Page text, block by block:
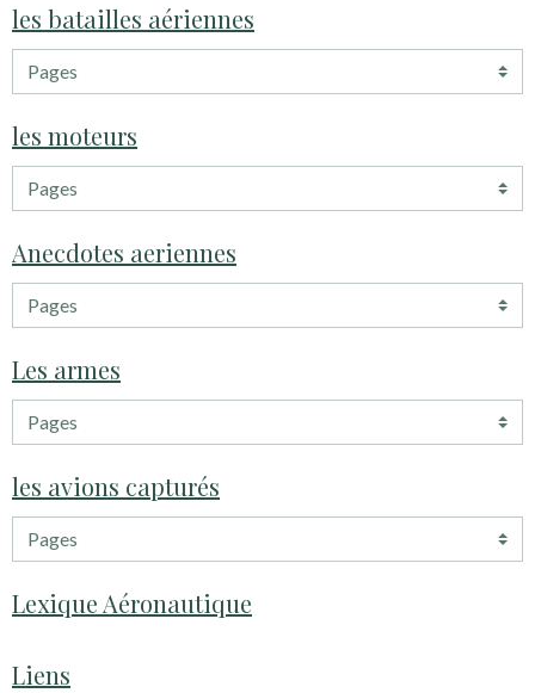
les batailles aériennes
les moteurs
Anecdotes aeriennes
Les armes
les avions capturés
Lexique Aéronautique
Liens